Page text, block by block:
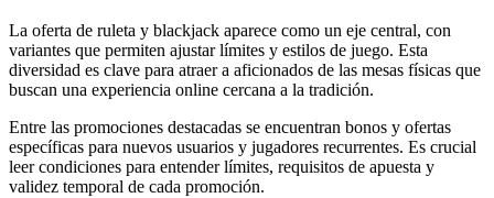
La oferta de ruleta y blackjack aparece como un eje central, con
variantes que permiten ajustar límites y estilos de juego. Esta
diversidad es clave para atraer a aficionados de las mesas físicas que
buscan una experiencia online cercana a la tradición.
Entre las promociones destacadas se encuentran bonos y ofertas
específicas para nuevos usuarios y jugadores recurrentes. Es crucial
leer condiciones para entender límites, requisitos de apuesta y
validez temporal de cada promoción.